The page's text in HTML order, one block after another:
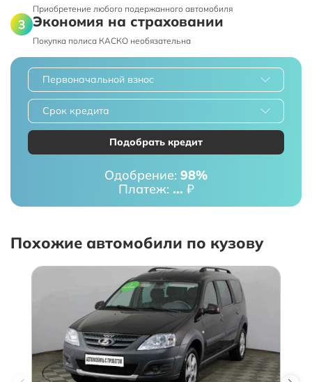
Приобретение любого подержанного автомобиля
Экономия на страховании
Покупка полиса КАСКО необязательна
Первоначальной взнос
Срок кредита
Подобрать кредит
Одобрение: 98%
Платеж: ... ₽
Похожие автомобили по кузову